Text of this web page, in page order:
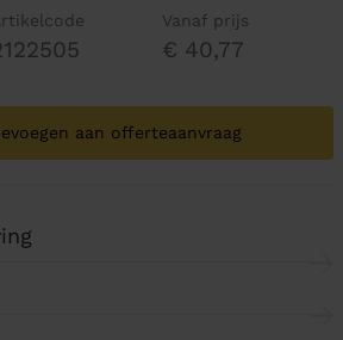
Vanaf prijs
€ 40,77
aan offerteaanvraag